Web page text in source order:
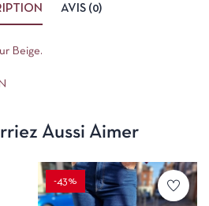
AVIS (0)
Beige.
Aussi Aimer
-43%